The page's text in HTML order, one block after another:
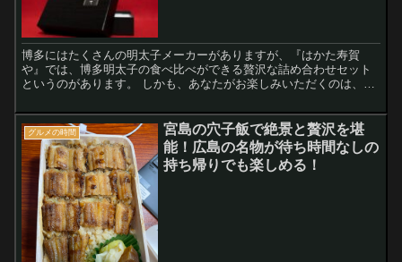
博多にはたくさんの明太子メーカーがありますが、『はかた寿賀
や』では、博多明太子の食べ比べができる贅沢な詰め合わせセット
というのがあります。 しかも、あなたがお楽しみいただくのは、一
です。
グルメの時間
宮島の穴子飯で絶景と贅沢を堪
能！広島の名物が待ち時間なしの
持ち帰りでも楽しめる！